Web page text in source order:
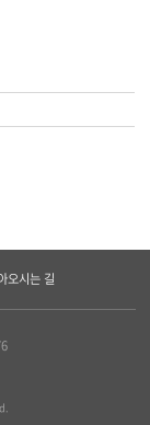
오시는 길